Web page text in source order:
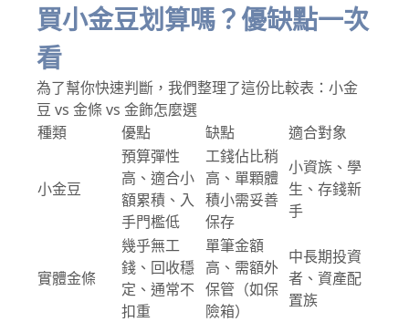
買小金豆划算嗎？優缺點一次
看
為了幫你快速判斷，我們整理了這份比較表：小金
豆 vs 金條 vs 金飾怎麼選
種類
優點 缺點 適合對象
小金豆
預算彈性
高、適合小
額累積、入
手門檻低
工錢佔比稍
高、單顆體
積小需妥善
保存
小資族、學
生、存錢新
手
實體金條
幾乎無工
錢、回收穩
定、通常不
扣重
單筆金額
高、需額外
保管（如保
險箱）
中長期投資
者、資產配
置族